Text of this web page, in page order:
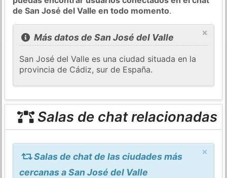
de San José del Valle en todo momento.
×
Más datos de San José del Valle
San José del Valle es una ciudad situada en la
provincia de Cádiz, sur de España.
Salas de chat relacionadas
×
Salas de chat de las ciudades más
cercanas a San José del Valle